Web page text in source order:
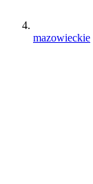
mazowieckie